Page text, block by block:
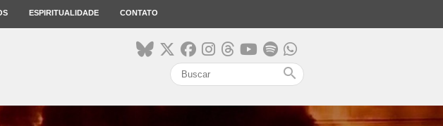
ESPIRITUALIDADE CONTATO
search